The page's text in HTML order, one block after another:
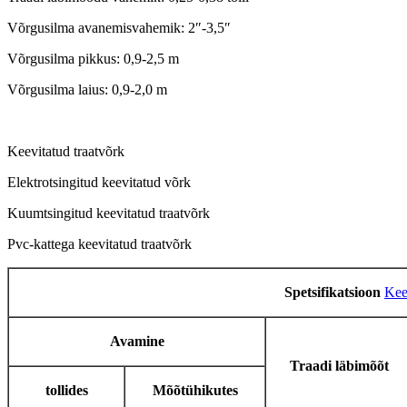
Võrgusilma avanemisvahemik: 2″-3,5″
Võrgusilma pikkus: 0,9-2,5 m
Võrgusilma laius: 0,9-2,0 m
Keevitatud traatvõrk
Elektrotsingitud keevitatud võrk
Kuumtsingitud keevitatud traatvõrk
Pvc-kattega keevitatud traatvõrk
Spetsifikatsioon
Avamine
Traadi läbimõõt
tollides Mõõtühikutes